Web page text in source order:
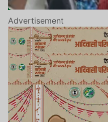
Advertisement